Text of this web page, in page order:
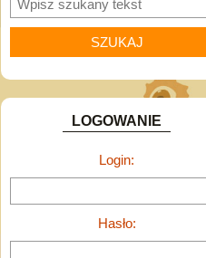
LOGOWANIE
Login:
Hasło: